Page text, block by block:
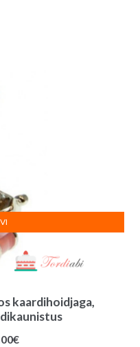
kaardihoidjaga,
€Praegune